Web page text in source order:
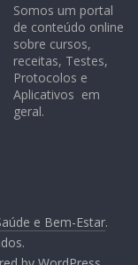
Somos um portal
de conteúdo online
sobre cursos,
receitas, Testes,
Protocolos e
Aplicativos em
geral.
e Bem-Estar.